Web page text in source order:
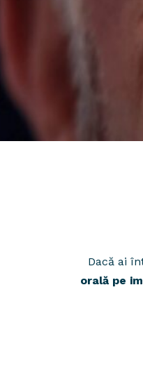
Dacă ai
orală pe